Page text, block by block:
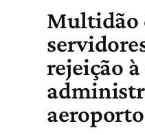
Multidão
rejeição